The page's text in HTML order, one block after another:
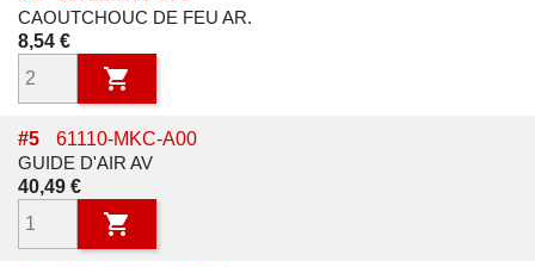
CAOUTCHOUC DE FEU AR.
Prix
8,54 €

#5
61110-MKC-A00
GUIDE D'AIR AV
Prix
40,49 €
